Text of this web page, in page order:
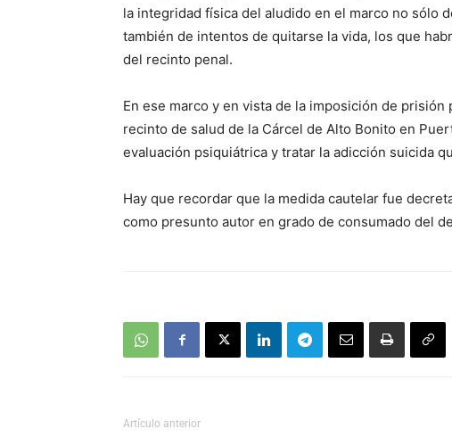
la integridad física del aludido en el marco no sólo
también de intentos de quitarse la vida, los que
del recinto penal.
En ese marco y en vista de la imposición de
recinto de salud de la Cárcel de Alto Bonito en
evaluación psiquiátrica y tratar la adicción suicida
Hay que recordar que la medida cautelar fue
como presunto autor en grado de consumado del
Artículo anterior